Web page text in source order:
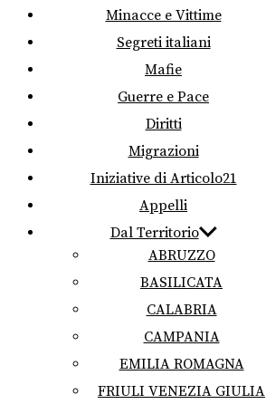
Minacce e Vittime
Segreti italiani
Mafie
Guerre e Pace
Diritti
Migrazioni
Iniziative di Articolo21
Appelli
Dal Territorio
ABRUZZO
BASILICATA
CALABRIA
CAMPANIA
EMILIA ROMAGNA
FRIULI VENEZIA GIULIA